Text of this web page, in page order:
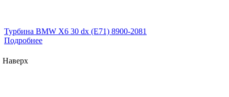
Турбина BMW X6 30 dx (E71) 8900-2081
Подробнее
Наверх